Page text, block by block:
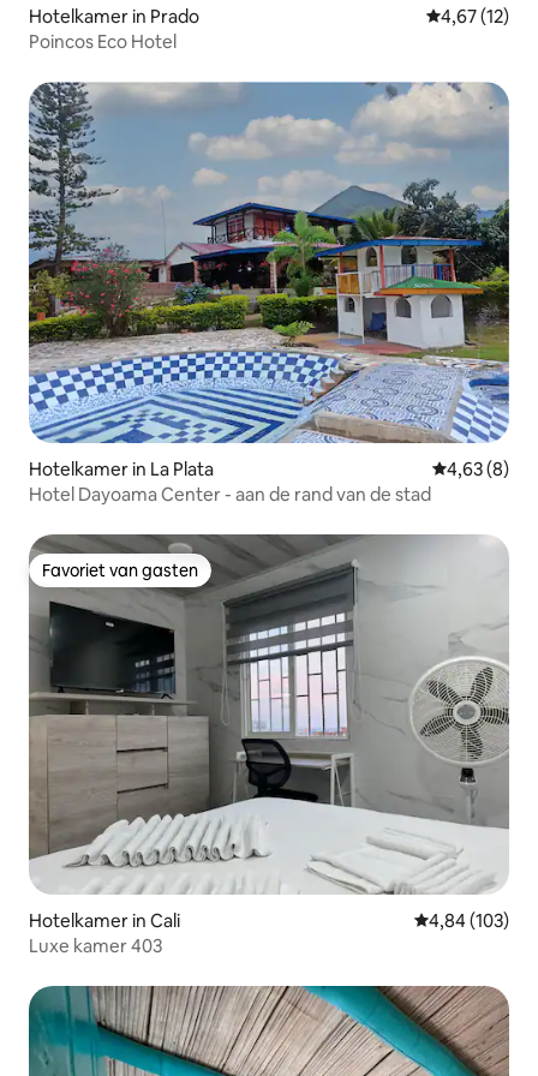
Hotelkamer in Prado Gemiddelde
4,67 (12)
Poincos Eco Hotel
Hotelkamer in La Plata Gemiddelde
4,63 (8)
Hotel Dayoama Center - aan de rand van de stad
Favoriet van gasten
Favoriet van gasten
Hotelkamer in Cali Gemiddelde
4,84 (103)
Luxe kamer 403